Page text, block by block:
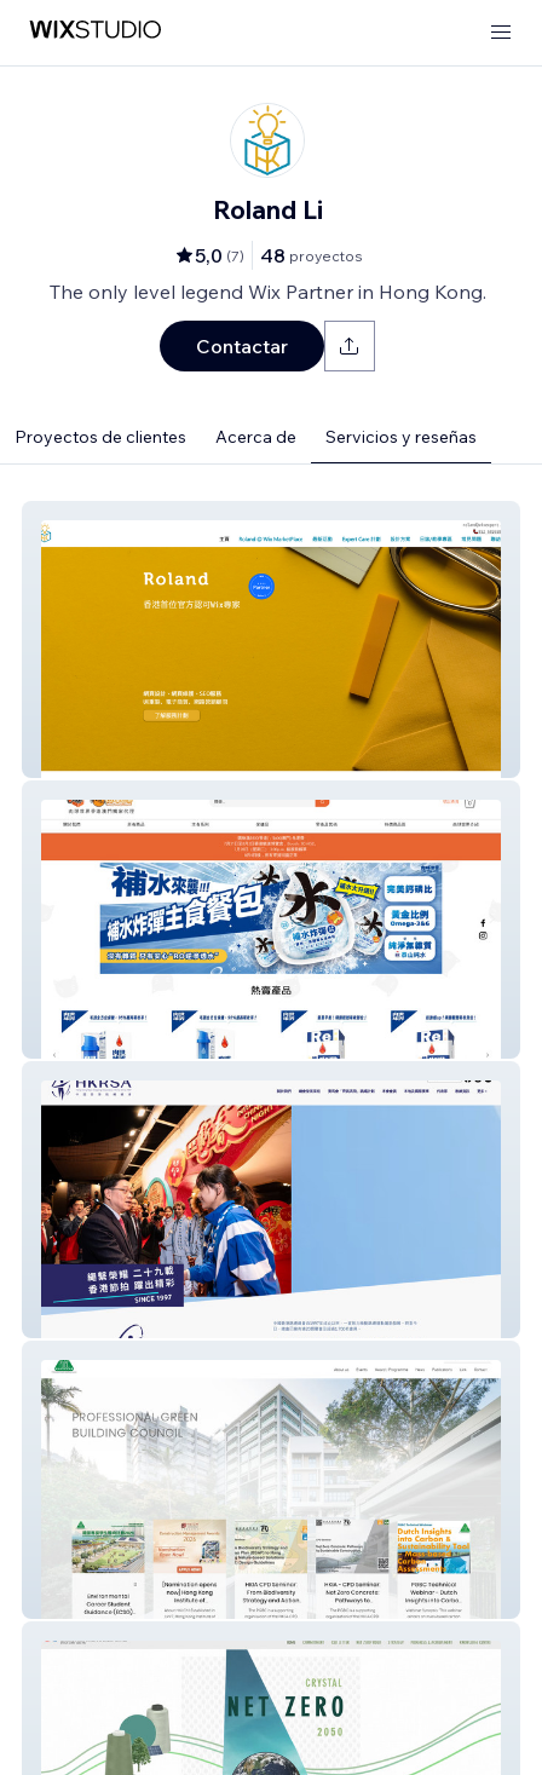
Roland Li
5,0 (7) 48 proyectos
The only level legend Wix Partner in Hong Kong.
Contactar
Proyectos de clientes Acerca de Servicios y reseñas
甩毛雜貨店
中國香港跳繩總會 || HKRSA
PROFESSIONAL GREEN BUILDING
COUNCIL